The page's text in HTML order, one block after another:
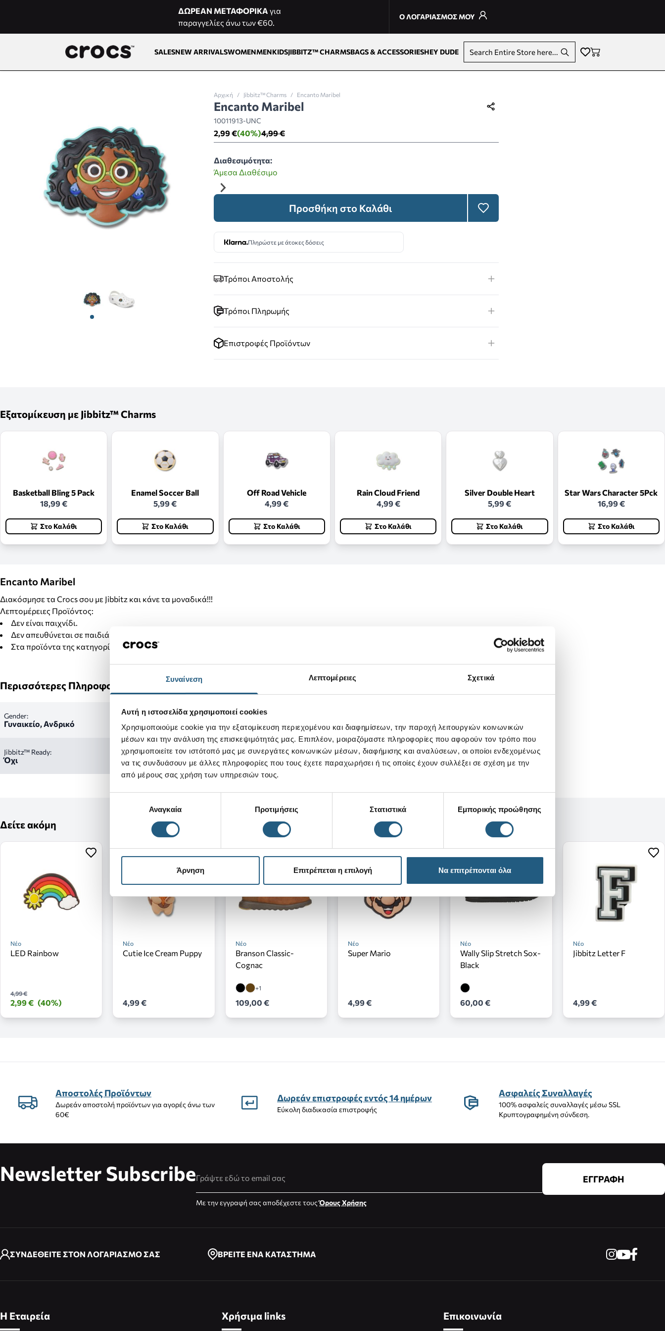
Συναίνεση Λεπτομέρειες Σχετικά
Αυτή η ιστοσελίδα χρησιμοποιεί cookies
Χρησιμοποιούμε cookie για την εξατομίκευση περιεχομένου και διαφημίσεων, την παροχή λειτουργιών κοινωνικών
μέσων και την ανάλυση της επισκεψιμότητάς μας. Επιπλέον, μοιραζόμαστε πληροφορίες που αφορούν τον τρόπο που
χρησιμοποιείτε τον ιστότοπό μας με συνεργάτες κοινωνικών μέσων, διαφήμισης και αναλύσεων, οι οποίοι ενδεχομένως
να τις συνδυάσουν με άλλες πληροφορίες που τους έχετε παραχωρήσει ή τις οποίες έχουν συλλέξει σε σχέση με την
από μέρους σας χρήση των υπηρεσιών τους.
συγκατάθεσηςΑναγκαία Προτιμήσεις Στατιστικά Εμπορικής προώθησης
Άρνηση Επιτρέπεται η επιλογή Να επιτρέπονται όλα
ΔΩΡΕΑΝ ΜΕΤΑΦΟΡΙΚΑ για
παραγγελίες άνω των €60.
Ο ΛΟΓΑΡΙΑΣΜΟΣ ΜΟΥ
SALESNEW ARRIVALSWOMENMENKIDSJIBBITZ™ CHARMSBAGS & ACCESSORIESHEY DUDE Search Entire Store here...
View larger image
Αρχική / Jibbitz™ Charms / Encanto Maribel
Encanto Maribel
10011913-UNC
4,99 €
(40%)
2,99 €
Διαθεσιμότητα:
Άμεσα Διαθέσιμο
Προσθήκη στο Καλάθι
Πληρώστε με άτοκες δόσεις
Τρόποι Αποστολής
Τρόποι Πληρωμής
Επιστροφές Προϊόντων
Εξατομίκευση με Jibbitz™ Charms
Basketball Bling 5 Pack
18,99 €
Στο Καλάθι
Enamel Soccer Ball
5,99 €
Στο Καλάθι
Off Road Vehicle
4,99 €
Στο Καλάθι
Rain Cloud Friend
4,99 €
Στο Καλάθι
Silver Double Heart
5,99 €
Στο Καλάθι
Star Wars Character 5Pck
16,99 €
Στο Καλάθι
Encanto Maribel
Διακόσμησε τα Crocs σου με Jibbitz και κάνε τα μοναδικά!!!
Λεπτομέρειες Προϊόντος:
Δεν είναι παιχνίδι.
Δεν απευθύνεται σε παιδιά κάτω των 3 ετών.
Στα προϊόντα της κατηγορίας Jibbitz δεν γίνονται αλλαγές και επιστροφές.
Περισσότερες Πληροφορίες
Gender:
Γυναικείο, Ανδρικό
Jibbitz™ Ready:
Όχι
Δείτε ακόμη
Νέο
LED Rainbow
4,99 €
2,99 € (40%)
Νέο
Cutie Ice Cream Puppy
4,99 €
Νέο
Branson Classic-
Cognac
+1
109,00 €
Νέο
Super Mario
4,99 €
Νέο
Wally Slip Stretch Sox-
Black
60,00 €
Νέο
Jibbitz Letter F
4,99 €
Αποστολές Προϊόντων
Δωρεάν αποστολή προϊόντων για αγορές άνω των
60€
Δωρεάν επιστροφές εντός 14 ημέρων
Εύκολη διαδικασία επιστροφής
Ασφαλείς Συναλλαγές
100% ασφαλείς συναλλαγές μέσω SSL
Κρυπτογραφημένη σύνδεση.
Newsletter Subscribe
Με την εγγραφή σας αποδέχεστε τουςΌρους Χρήσης
ΕΓΓΡΑΦΗ
ΣΥΝΔΕΘΕΙΤΕ ΣΤΟΝ ΛΟΓΑΡΙΑΣΜΟ ΣΑΣ ΒΡΕΙΤΕ ΕΝΑ ΚΑΤΑΣΤΗΜΑ
Η Εταιρεία Χρήσιμα links Επικοινωνία